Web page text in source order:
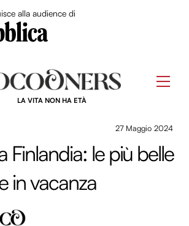
alla audience di
LA VITA NON HA ETÀ
27 Maggio 2024
Finlandia: le più belle
in vacanza